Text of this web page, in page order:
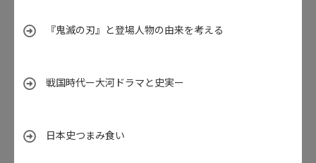
『鬼滅の刃』と登場人物の由来を考える
戦国時代ー大河ドラマと史実ー
日本史つまみ食い